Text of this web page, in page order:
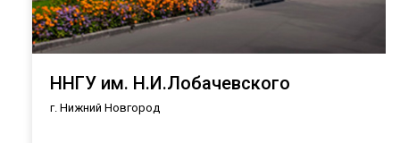
ННГУ им. Н.И.Лобачевского
г. Нижний Новгород